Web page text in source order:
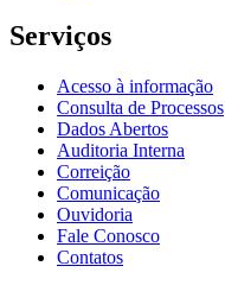
Serviços
Acesso à informação
Consulta de Processos
Dados Abertos
Auditoria Interna
Correição
Comunicação
Ouvidoria
Fale Conosco
Contatos